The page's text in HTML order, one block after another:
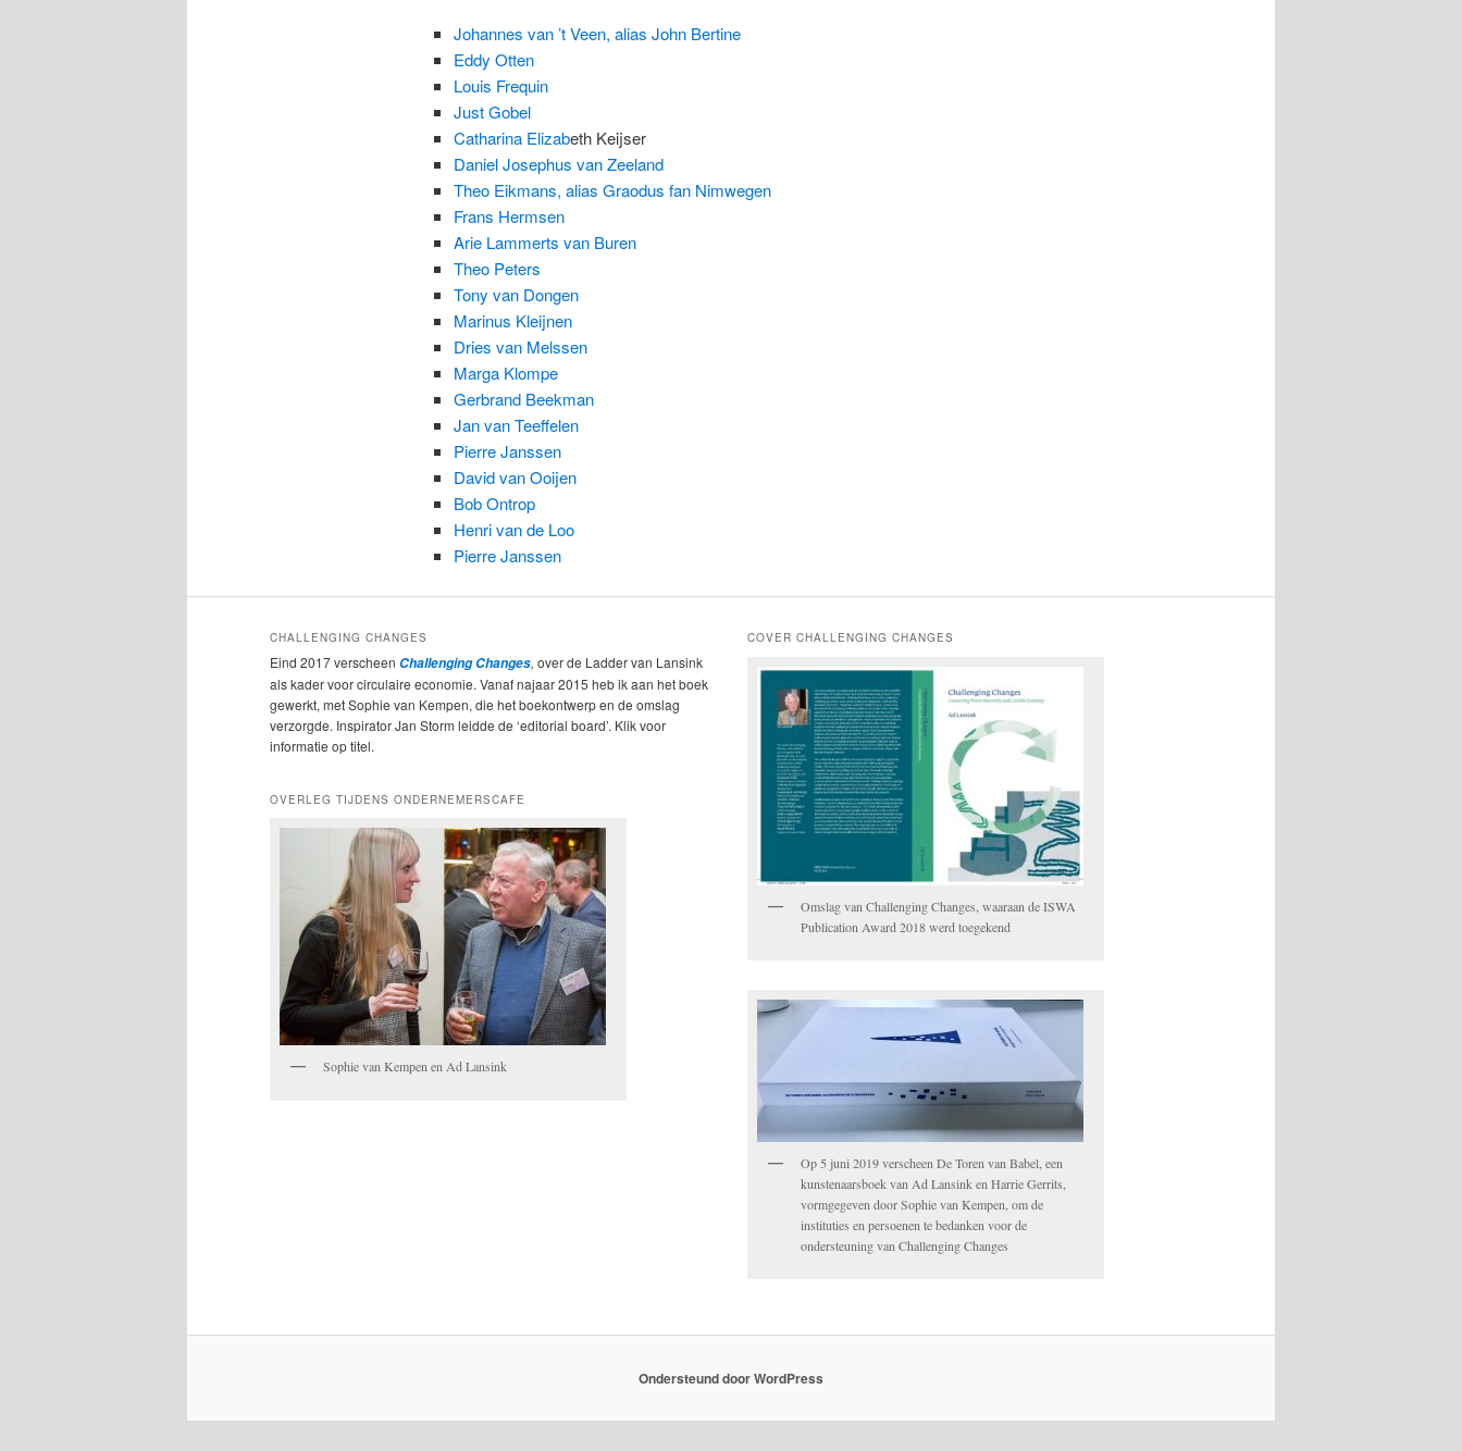
Johannes van ’t Veen, alias John Bertine
Eddy Otten
Louis Frequin
Just Gobel
Catharina Elizabeth Keijser
Daniel Josephus van Zeeland
Theo Eikmans, alias Graodus fan Nimwegen
Frans Hermsen
Arie Lammerts van Buren
Theo Peters
Tony van Dongen
Marinus Kleijnen
Dries van Melssen
Marga Klompe
Gerbrand Beekman
Jan van Teeffelen
Pierre Janssen
David van Ooijen
Bob Ontrop
Henri van de Loo
Pierre Janssen
CHALLENGING CHANGES
Eind 2017 verscheen Challenging Changes, over de Ladder van Lansink
als kader voor circulaire economie. Vanaf najaar 2015 heb ik aan het boek
gewerkt, met Sophie van Kempen, die het boekontwerp en de omslag
verzorgde. Inspirator Jan Storm leidde de ‘editorial board’. Klik voor
informatie op titel.
OVERLEG TIJDENS ONDERNEMERSCAFE
Sophie van Kempen en Ad Lansink
COVER CHALLENGING CHANGES
Omslag van Challenging Changes, waaraan de ISWA
Publication Award 2018 werd toegekend
Op 5 juni 2019 verscheen De Toren van Babel, een
kunstenaarsboek van Ad Lansink en Harrie Gerrits,
vormgegeven door Sophie van Kempen, om de
instituties en persoenen te bedanken voor de
ondersteuning van Challenging Changes
Ondersteund door WordPress